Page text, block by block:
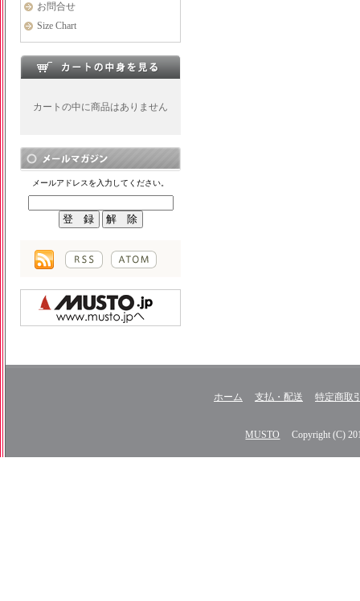
お問合せ
Size Chart
カートの中に商品はありません
メールアドレスを入力してください。
ホーム 支払・配送 特定商取
MUSTO Copyright (C)